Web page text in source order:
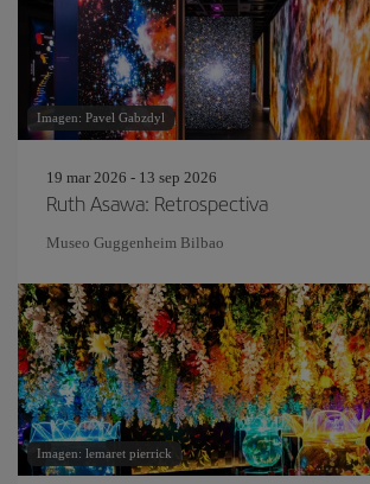
Imagen: Pavel Gabzdyl
19 mar 2026 - 13 sep 2026
Ruth Asawa: Retrospectiva
Museo Guggenheim Bilbao
Imagen: lemaret pierrick